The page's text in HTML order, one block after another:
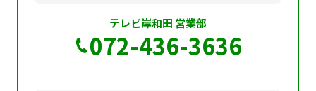
テレビ岸和田 営業部
072-436-3636